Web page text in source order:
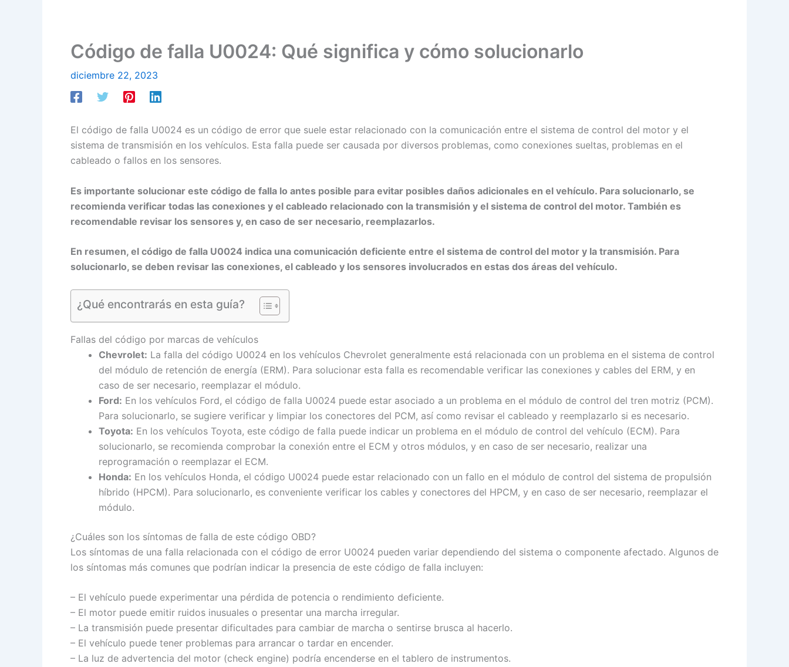
Código de falla U0024: Qué significa y cómo solucionarlo
diciembre 22, 2023
El código de falla U0024 es un código de error que suele estar relacionado con la comunicación entre el sistema de control del motor y el
sistema de transmisión en los vehículos. Esta falla puede ser causada por diversos problemas, como conexiones sueltas, problemas en el
cableado o fallos en los sensores.
Es importante solucionar este código de falla lo antes posible para evitar posibles daños adicionales en el vehículo. Para solucionarlo, se
recomienda verificar todas las conexiones y el cableado relacionado con la transmisión y el sistema de control del motor. También es
recomendable revisar los sensores y, en caso de ser necesario, reemplazarlos.
En resumen, el código de falla U0024 indica una comunicación deficiente entre el sistema de control del motor y la transmisión. Para
solucionarlo, se deben revisar las conexiones, el cableado y los sensores involucrados en estas dos áreas del vehículo.
¿Qué encontrarás en esta guía?
Fallas del código por marcas de vehículos
Chevrolet: La falla del código U0024 en los vehículos Chevrolet generalmente está relacionada con un problema en el sistema de control
del módulo de retención de energía (ERM). Para solucionar esta falla es recomendable verificar las conexiones y cables del ERM, y en
caso de ser necesario, reemplazar el módulo.
Ford: En los vehículos Ford, el código de falla U0024 puede estar asociado a un problema en el módulo de control del tren motriz (PCM).
Para solucionarlo, se sugiere verificar y limpiar los conectores del PCM, así como revisar el cableado y reemplazarlo si es necesario.
Toyota: En los vehículos Toyota, este código de falla puede indicar un problema en el módulo de control del vehículo (ECM). Para
solucionarlo, se recomienda comprobar la conexión entre el ECM y otros módulos, y en caso de ser necesario, realizar una
reprogramación o reemplazar el ECM.
Honda: En los vehículos Honda, el código U0024 puede estar relacionado con un fallo en el módulo de control del sistema de propulsión
híbrido (HPCM). Para solucionarlo, es conveniente verificar los cables y conectores del HPCM, y en caso de ser necesario, reemplazar el
módulo.
¿Cuáles son los síntomas de falla de este código OBD?
Los síntomas de una falla relacionada con el código de error U0024 pueden variar dependiendo del sistema o componente afectado. Algunos de
los síntomas más comunes que podrían indicar la presencia de este código de falla incluyen:
– El vehículo puede experimentar una pérdida de potencia o rendimiento deficiente.
– El motor puede emitir ruidos inusuales o presentar una marcha irregular.
– La transmisión puede presentar dificultades para cambiar de marcha o sentirse brusca al hacerlo.
– El vehículo puede tener problemas para arrancar o tardar en encender.
– La luz de advertencia del motor (check engine) podría encenderse en el tablero de instrumentos.